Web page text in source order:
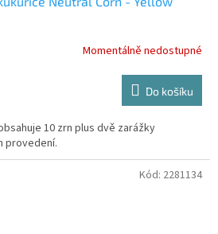
Momentálně nedostupné
Do košíku
10 zrn plus dvě zarážky
provedení.
Kód: 2281134